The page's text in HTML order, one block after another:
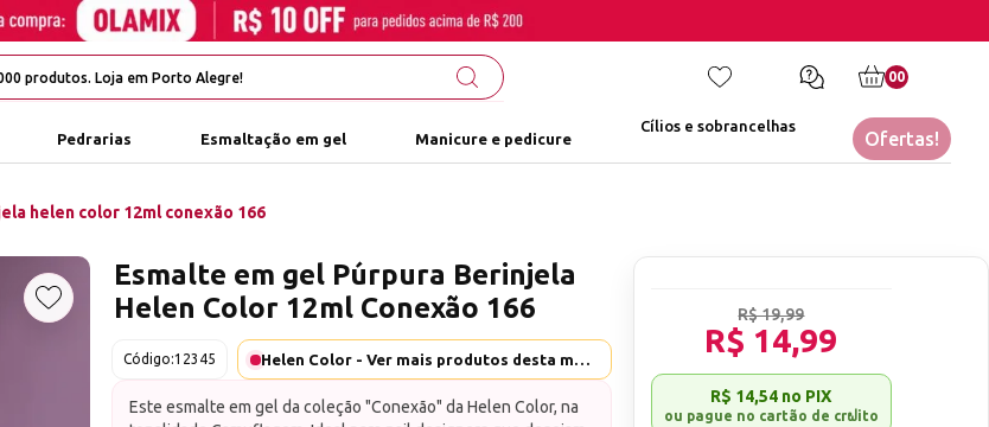
00
Pedrarias Esmaltação em gel Manicure e pedicure
Cílios e sobrancelhas
Ofertas!
helen color 12ml conexão 166
Adicionar aos favoritos
Esmalte em gel Púrpura Berinjela
Helen Color 12ml Conexão 166
Código:12345 Helen Color - Ver mais produtos desta marca
Este esmalte em gel da coleção "Conexão" da Helen Color, na
R$ 19,99
R$ 14,99
R$ 14,54 no PIX